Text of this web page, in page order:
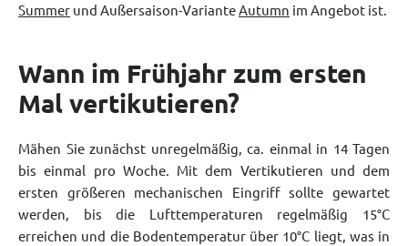
Summer und Außersaison-Variante Autumn im Angebot ist.
Wann im Frühjahr zum ersten
Mal vertikutieren?
Mähen Sie zunächst unregelmäßig, ca. einmal in 14 Tagen
bis einmal pro Woche. Mit dem Vertikutieren und dem
ersten größeren mechanischen Eingriff sollte gewartet
werden, bis die Lufttemperaturen regelmäßig 15°C
erreichen und die Bodentemperatur über 10°C liegt, was in